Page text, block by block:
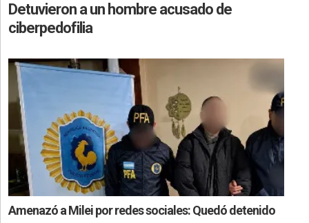
Detuvieron a un hombre acusado de
ciberpedofilia
Amenazó a Milei por redes sociales: Quedó detenido